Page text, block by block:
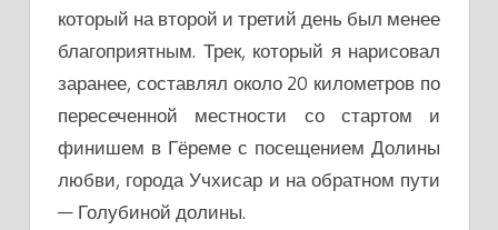
который на второй и третий день был менее
благоприятным. Трек, который я нарисовал
заранее, составлял около 20 километров по
пересеченной местности со стартом и
финишем в Гёреме с посещением Долины
любви, города Учхисар и на обратном пути
— Голубиной долины.